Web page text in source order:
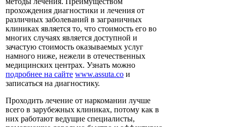
прохождения диагностики и лечения от
различных заболеваний в заграничных
клиниках является то, что стоимость его во
многих случаях является доступной и
зачастую стоимость оказываемых услуг
намного ниже, нежели в отечественных
медицинских центрах. Узнать можно
подробнее на сайте www.assuta.co и
записаться на диагностику.
Проходить лечение от наркомании лучше
всего в зарубежных клиниках, потому как в
них работают ведущие специалисты,